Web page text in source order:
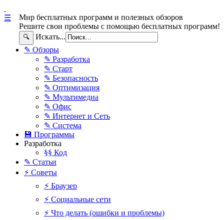
Мир бесплатных программ и полезных обзоров
Решите свои проблемы с помощью бесплатных программ!
🔍 Искать...
☰
✎ Обзоры
✎ Разработка
✎ Старт
✎ Безопасность
✎ Оптимизация
✎ Мультимедиа
✎ Офис
✎ Интернет и Сеть
✎ Система
💾 Программы
Разработка
§§ Код
✎ Статьи
⚡ Советы
⚡ Браузер
⚡ Социальные сети
⚡ Что делать (ошибки и проблемы)